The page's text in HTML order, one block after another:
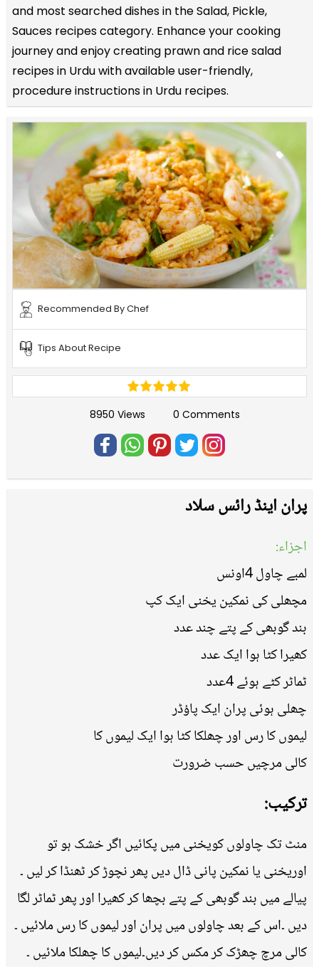
and most searched dishes in the Salad, Pickle,
Sauces recipes category. Enhance your cooking
journey and enjoy creating prawn and rice salad
recipes in Urdu with available user-friendly,
procedure instructions in Urdu recipes.
Recommended By Chef
Tips About Recipe
8950 Views 0 Comments
پران اینڈ رائس سلاد
اجزاء:
لمبے چاول 4اونس
مچھلی کی نمکین یخنی ایک کپ
بند گوبھی کے پتے چند عدد
کھیرا کٹا ہوا ایک عدد
ٹماٹر کٹے ہوئے 4عدد
چھلی ہوئی پران ایک پاؤڈر
لیموں کا رس اور چھلکا کٹا ہوا ایک لیموں کا
کالی مرچیں حسب ضرورت
ترکیب:
منٹ تک چاولوں کویخنی میں پکائیں اگر خشک ہو تو
اوریخنی یا نمکین پانی ڈال دیں پھر نچوڑ کر ٹھنڈا کر لیں ۔
پیالے میں بند گوبھی کے پتے بچھا کر کھیرا اور پھر ٹماٹر لگا
دیں ۔اس کے بعد چاولوں میں پران اور لیموں کا رس ملائیں ۔
کالی مرچ چھڑک کر مکس کر دیں۔لیموں کا چھلکا ملائیں ۔